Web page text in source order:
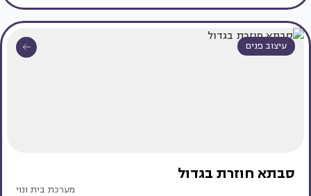
עיצוב פנים
סבתא חוזרת בגדול
מערכת בית ונוי